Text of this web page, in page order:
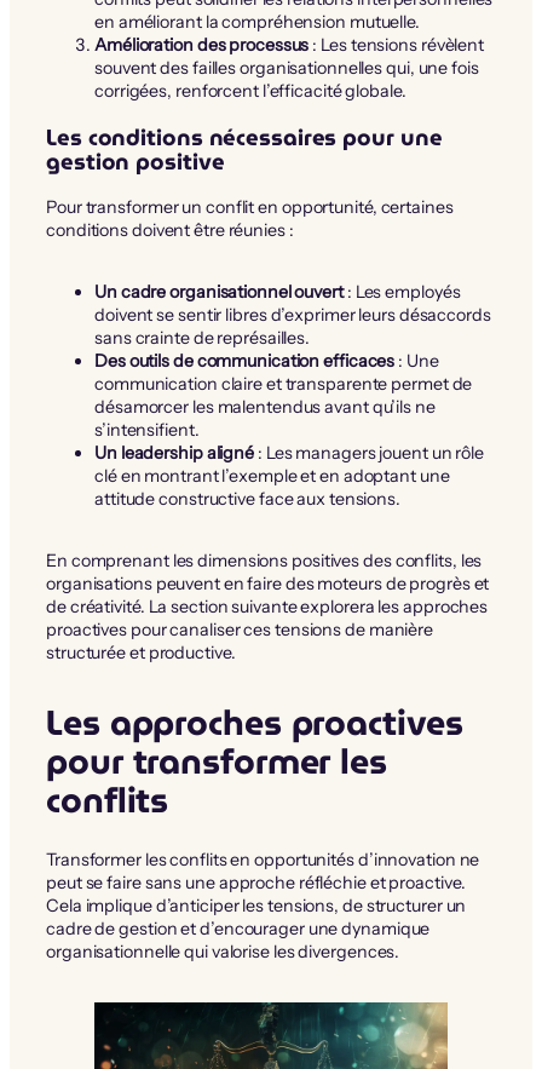
en améliorant la compréhension mutuelle.
Amélioration des processus : Les tensions révèlent
souvent des failles organisationnelles qui, une fois
corrigées, renforcent l’efficacité globale.
Les conditions nécessaires pour une
gestion positive
Pour transformer un conflit en opportunité, certaines
conditions doivent être réunies :
Un cadre organisationnel ouvert: Les employés
doivent se sentir libres d’exprimer leurs désaccords
sans crainte de représailles.
Des outils de communication efficaces : Une
communication claire et transparente permet de
désamorcer les malentendus avant qu’ils ne
s’intensifient.
Un leadership aligné : Les managers jouent un rôle
clé en montrant l’exemple et en adoptant une
attitude constructive face aux tensions.
En comprenant les dimensions positives des conflits, les
organisations peuvent en faire des moteurs de progrès et
de créativité. La section suivante explorera les approches
proactives pour canaliser ces tensions de manière
structurée et productive.
Les approches proactives
pour transformer les
conflits
Transformer les conflits en opportunités d’innovation ne
peut se faire sans une approche réfléchie et proactive.
Cela implique d’anticiper les tensions, de structurer un
cadre de gestion et d’encourager une dynamique
organisationnelle qui valorise les divergences.